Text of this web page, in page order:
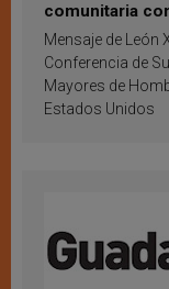
comunitaria
inspiración y
Mensaje de León
Conferencia de
Mayores de
Estados Unidos